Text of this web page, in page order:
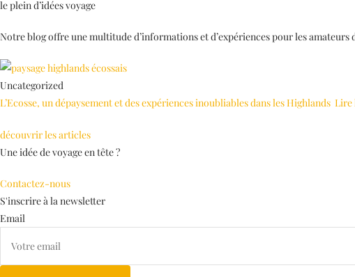
le plein d’idées voyage
Notre blog offre une multitude d’informations et d’expériences pour les
Uncategorized
L’Ecosse, un dépaysement et des expériences inoubliables dans les Highlands Lire
découvrir les articles
Une idée de voyage en tête ?
Contactez-nous
S'inscrire à la newsletter
Email